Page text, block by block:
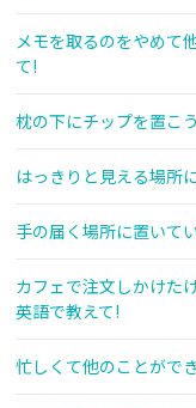
メモを取るのをやめて
て!
枕の下にチップを置こ
はっきりと見える場所
手の届く場所に置いて
カフェで注文しかけた
英語で教えて!
忙しくて他のことがで